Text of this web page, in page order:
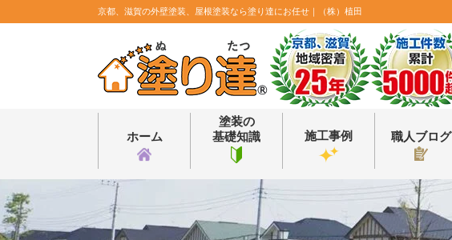
京都、滋賀の外壁塗装、屋根塗装なら塗り達にお任せ｜（株）植田
ホーム
塗装の
基礎知識
施工事例 職人ブログ